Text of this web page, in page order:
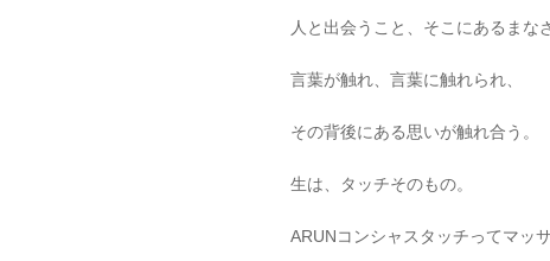
人と出会うこと、そこにあるまな
言葉が触れ、言葉に触れられ、
その背後にある思いが触れ合う。
生は、タッチそのもの。
ARUNコンシャスタッチってマッ